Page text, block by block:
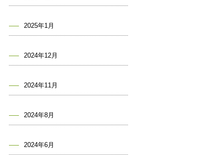
2025年1月
2024年12月
2024年11月
2024年8月
2024年6月